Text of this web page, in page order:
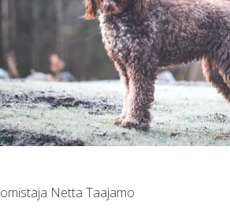
omistaja Netta Taajamo